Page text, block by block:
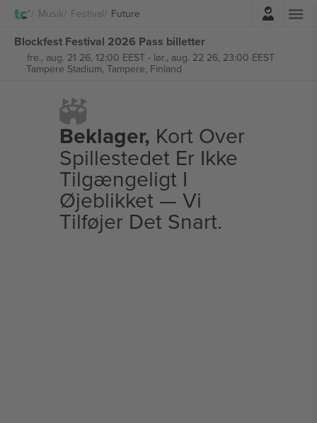
Musik Festival Future
Blockfest Festival 2026 Pass billetter
fre., aug. 21 26, 12:00 EEST- lør., aug. 22 26, 23:00 EEST
Tampere Stadium, Tampere, Finland
Beklager, Kort Over
Spillestedet Er Ikke
Tilgængeligt I
Øjeblikket — Vi
Tilføjer Det Snart.